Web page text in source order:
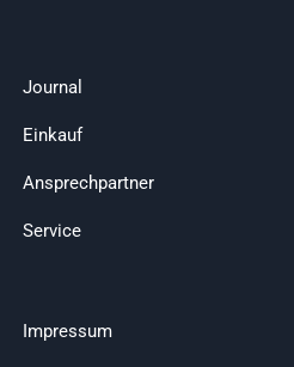
Journal
Einkauf
Ansprechpartner
Service
Impressum